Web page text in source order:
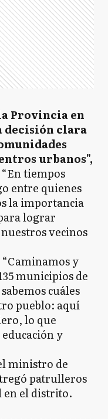
Provincia en
decisión clara
urbanos",
tiempos
entre quienes
la importancia
lograr
vecinos
y
municipios de
cuáles
pueblo: aquí
lo que
y
ministro de
patrulleros
en el distrito.